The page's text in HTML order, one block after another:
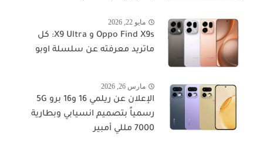
مايو 22, 2026
Oppo Find X9s و X9 Ultra: كل
ماتريد معرفته عن سلسلة اوبو
مارس 26, 2026
الإعلان عن ريلمي 16 و16 برو 5G
رسمياً بتصميم انسيابي وبطارية
7000 مللي أمبير